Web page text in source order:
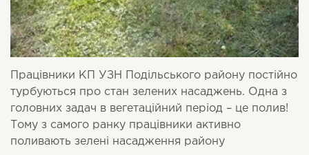
Працівники КП УЗН Подільського району постійно
турбуються про стан зелених насаджень. Одна з
головних задач в вегетаційний період – це полив!
Тому з самого ранку працівники активно
поливають зелені насадження району